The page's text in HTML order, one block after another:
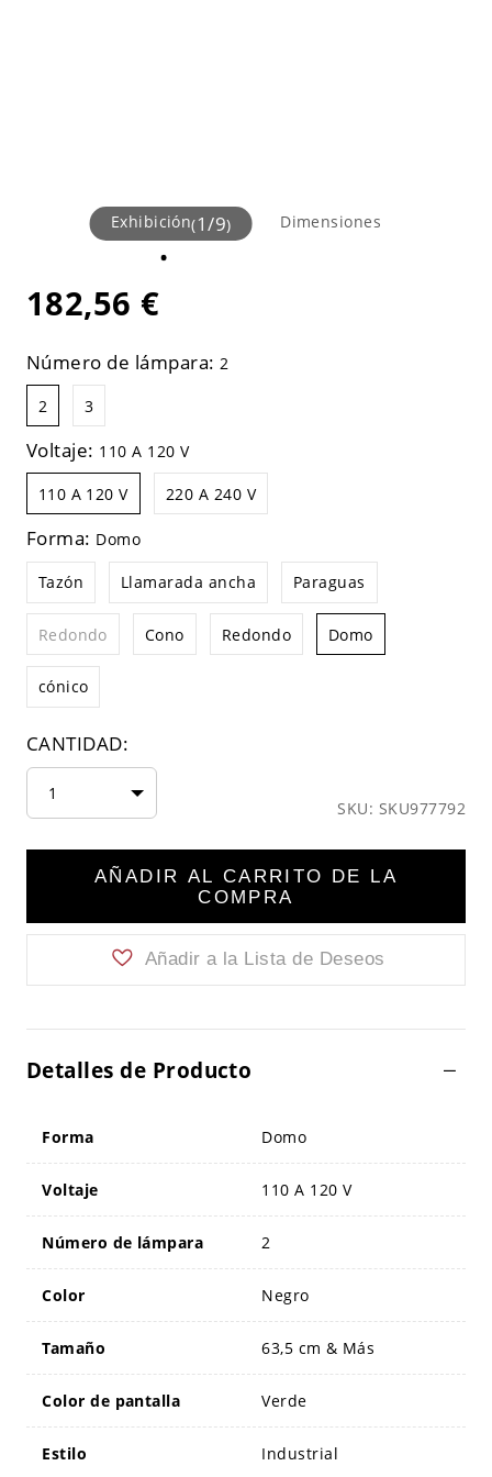
Exhibición(1/9) Dimensiones
182,56 €
Número de lámpara: 2
2 3
Voltaje: 110 A 120 V
110 A 120 V 220 A 240 V
Forma: Domo
Tazón Llamarada ancha Paraguas
Redondo Cono Redondo Domo
cónico
CANTIDAD:
1
SKU: SKU977792
AÑADIR AL CARRITO DE LA
COMPRA
Añadir a la Lista de Deseos
Detalles de Producto
Forma Domo
Voltaje 110 A 120 V
Número de lámpara 2
Color Negro
Tamaño 63,5 cm & Más
Color de pantalla Verde
Estilo Industrial